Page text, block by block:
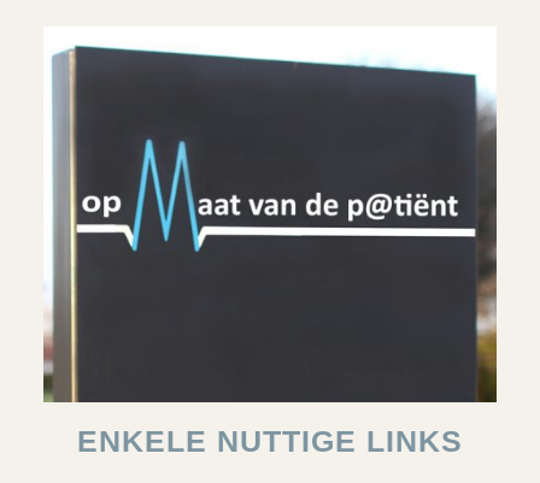
ENKELE NUTTIGE LINKS